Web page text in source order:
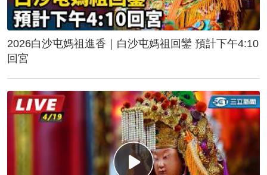
2026白沙屯媽祖進香｜白沙屯媽祖回鑾 預計下午4:10
回宮